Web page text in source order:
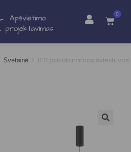
0
Svetainė > LED pakabinamas šviestuvas